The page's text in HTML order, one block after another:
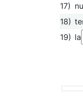
17)
18)
19) la